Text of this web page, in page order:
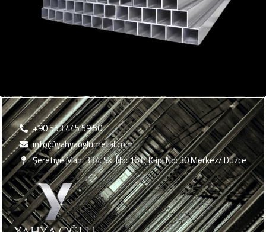
+90 553 445 59 50
info@yahyaoglumetal.com
Şerefiye Mah. 334. Sk. No: 16 İç Kapı No: 30 Merkez/ Düzce